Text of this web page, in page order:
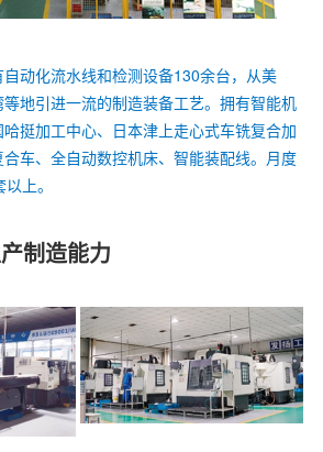
动化流水线和检测设备130余台，从美
地引进一流的制造装备工艺。拥有智能机
挺加工中心、日本津上走心式车铣复合加
车、全自动数控机床、智能装配线。月度
上。
制造能力